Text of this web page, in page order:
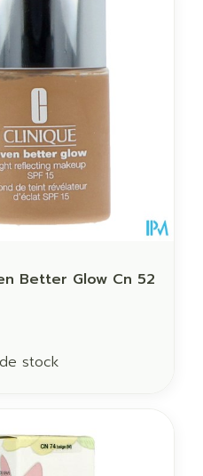
Better Glow Cn 52
stock